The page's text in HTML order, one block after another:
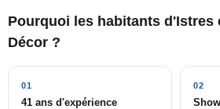
Pourquoi les habitants
Décor ?
01
41 ans d'expérience
02